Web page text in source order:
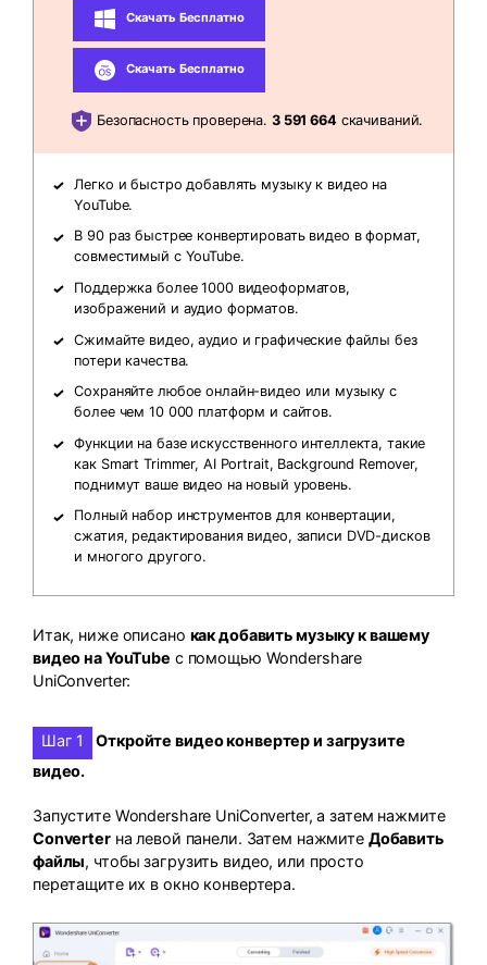
Скачать Бесплатно
Скачать Бесплатно
Безопасность проверена. 3 591 664скачиваний.
Легко и быстро добавлять музыку к видео на
YouTube.
В 90 раз быстрее конвертировать видео в формат,
совместимый с YouTube.
Поддержка более 1000 видеоформатов,
изображений и аудио форматов.
Сжимайте видео, аудио и графические файлы без
потери качества.
Сохраняйте любое онлайн-видео или музыку с
более чем 10 000 платформ и сайтов.
Функции на базе искусственного интеллекта, такие
как Smart Trimmer, AI Portrait, Background Remover,
поднимут ваше видео на новый уровень.
Полный набор инструментов для конвертации,
сжатия, редактирования видео, записи DVD-дисков
и многого другого.
Итак, ниже описано как добавить музыку к вашему
видео на YouTube с помощью Wondershare
UniConverter:
Шаг 1
Откройте видео конвертер и загрузите
видео.
Запустите Wondershare UniConverter, а затем нажмите
Converterна левой панели. Затем нажмите Добавить
файлы, чтобы загрузить видео, или просто
перетащите их в окно конвертера.